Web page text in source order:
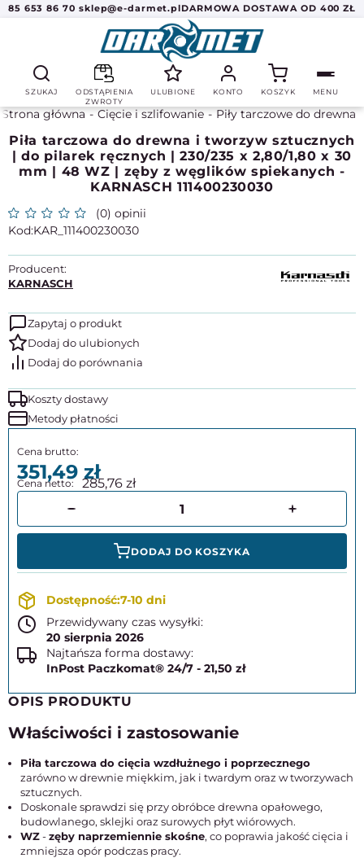
85 653 86 70 sklep@e-darmet.plDARMOWA DOSTAWA OD 400 ZŁ
SZUKAJ
ODSTĄPIENIA
ZWROTY
ULUBIONE KONTO KOSZYK MENU
Strona główna Cięcie i szlifowanie Piły tarczowe do drewna
Piła tarczowa do drewna i tworzyw sztucznych
| do pilarek ręcznych | 230/235 x 2,80/1,80 x 30
mm | 48 WZ | zęby z węglików spiekanych -
KARNASCH 111400230030
(0) opinii
KAR_111400230030
Producent:
KARNASCH
Zapytaj o produkt
Koszty dostawy
Metody płatności
351,49 285,76
DODAJ DO KOSZYKA
7-10 dni
Przewidywany czas wysyłki:
20 sierpnia 2026
Najtańsza forma dostawy:
InPost Paczkomat® 24/7 - 21,50 zł
OPIS PRODUKTU
Właściwości i zastosowanie
Piła tarczowa do cięcia wzdłużnego i poprzecznego
zarówno w drewnie miękkim, jak i twardym oraz w tworzywach
sztucznych.
Doskonale sprawdzi się przy obróbce drewna opałowego,
budowlanego, sklejki oraz surowych płyt wiórowych.
WZ-zęby naprzemiennie skośne, co poprawia jakość cięcia i
zmniejsza opór podczas pracy.